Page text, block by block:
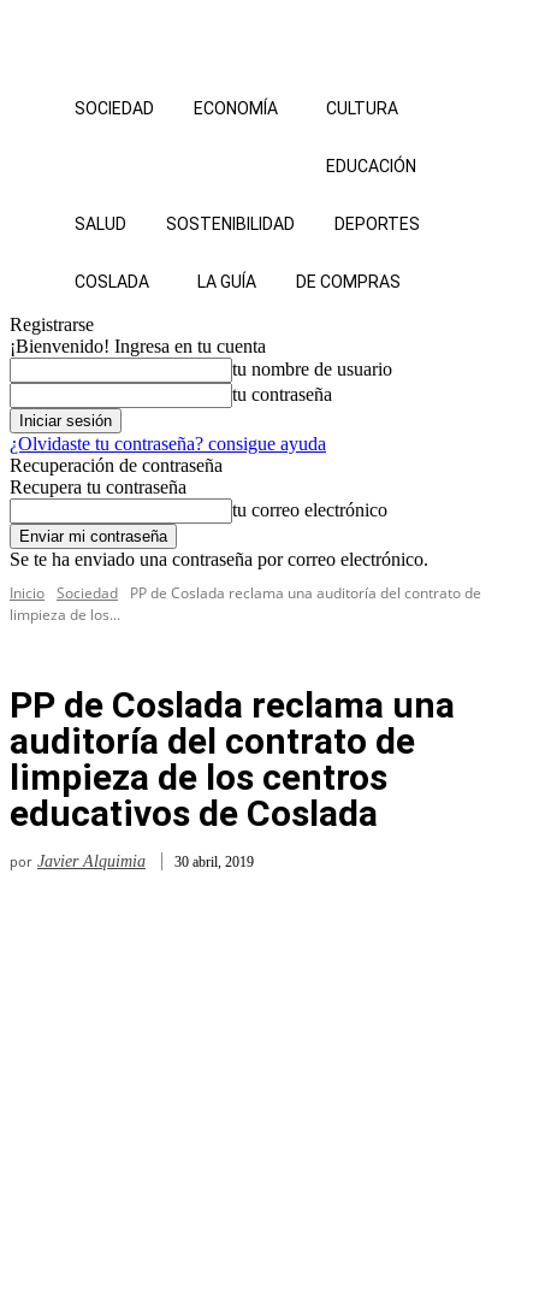
SOCIEDAD ECONOMÍA CULTURA
EDUCACIÓN
SALUD SOSTENIBILIDAD DEPORTES
COSLADA LA GUÍA DE COMPRAS
Registrarse
¡Bienvenido! Ingresa en tu cuenta
tu nombre de usuario
tu contraseña
¿Olvidaste tu contraseña? consigue ayuda
Recuperación de contraseña
Recupera tu contraseña
tu correo electrónico
Se te ha enviado una contraseña por correo electrónico.
Inicio Sociedad
PP de Coslada reclama una auditoría del contrato de
limpieza de los...
PP de Coslada reclama una
auditoría del contrato de
limpieza de los centros
educativos de Coslada
por Javier Alquimia 30 abril, 2019